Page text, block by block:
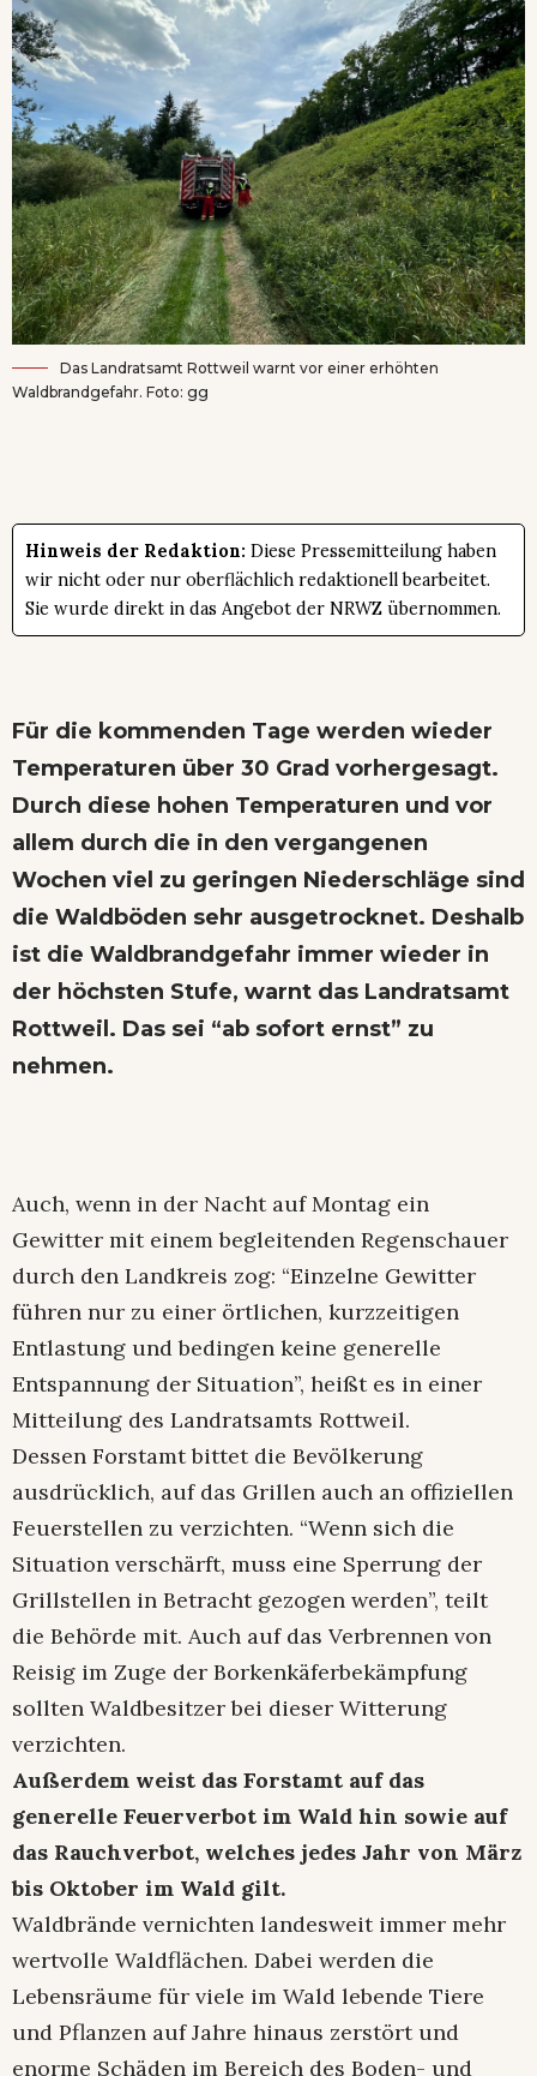
Das Landratsamt Rottweil warnt vor einer erhöhten
Waldbrandgefahr. Foto: gg
Hinweis der Redaktion: Diese Pressemitteilung haben
wir nicht oder nur oberflächlich redaktionell bearbeitet.
Sie wurde direkt in das Angebot der NRWZ übernommen.
Für die kommenden Tage werden wieder
Temperaturen über 30 Grad vorhergesagt.
Durch diese hohen Temperaturen und vor
allem durch die in den vergangenen
Wochen viel zu geringen Niederschläge sind
die Waldböden sehr ausgetrocknet. Deshalb
ist die Waldbrandgefahr immer wieder in
der höchsten Stufe, warnt das Landratsamt
Rottweil. Das sei “ab sofort ernst” zu
nehmen.
Auch, wenn in der Nacht auf Montag ein
Gewitter mit einem begleitenden Regenschauer
durch den Landkreis zog: “Einzelne Gewitter
führen nur zu einer örtlichen, kurzzeitigen
Entlastung und bedingen keine generelle
Entspannung der Situation”, heißt es in einer
Mitteilung des Landratsamts Rottweil.
Dessen Forstamt bittet die Bevölkerung
ausdrücklich, auf das Grillen auch an offiziellen
Feuerstellen zu verzichten. “Wenn sich die
Situation verschärft, muss eine Sperrung der
Grillstellen in Betracht gezogen werden”, teilt
die Behörde mit. Auch auf das Verbrennen von
Reisig im Zuge der Borkenkäferbekämpfung
sollten Waldbesitzer bei dieser Witterung
verzichten.
Außerdem weist das Forstamt auf das
generelle Feuerverbot im Wald hin sowie auf
das Rauchverbot, welches jedes Jahr von März
bis Oktober im Wald gilt.
Waldbrände vernichten landesweit immer mehr
wertvolle Waldflächen. Dabei werden die
Lebensräume für viele im Wald lebende Tiere
und Pflanzen auf Jahre hinaus zerstört und
enorme Schäden im Bereich des Boden- und